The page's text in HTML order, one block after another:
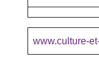
www.culture-